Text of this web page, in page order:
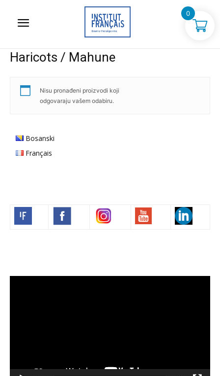
Haricots / Mahune
Nisu pronađeni proizvodi koji
odgovaraju vašem odabiru.
Bosanski
Français
0